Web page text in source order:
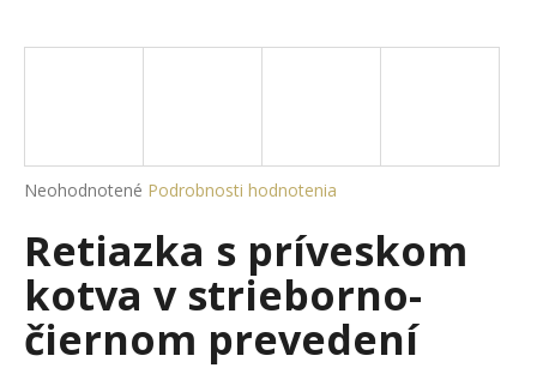
Priemerné
produktu
je
0,0
5
hviezdičiek.
Neohodnotené Podrobnosti hodnotenia
Retiazka s príveskom
kotva v strieborno-
čiernom prevedení
j
?